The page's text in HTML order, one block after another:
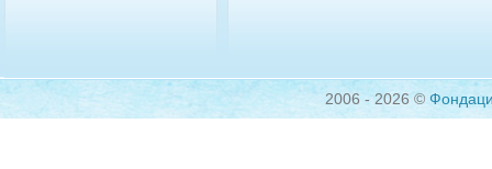
2006 - 2026 ©